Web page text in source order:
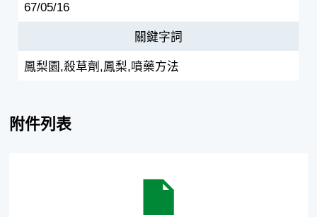
67/05/16
關鍵字詞
鳳梨園,殺草劑,鳳梨,噴藥方法
附件列表